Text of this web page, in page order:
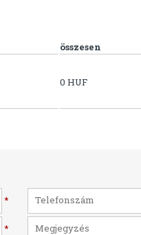
összesen
0 HUF
*
*